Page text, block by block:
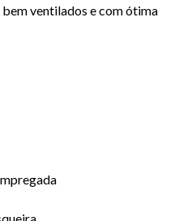
ventilados e com ótima